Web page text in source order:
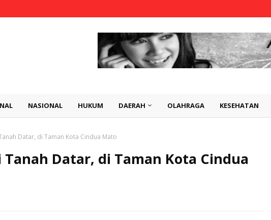
NASIONAL HUKUM DAERAH OLAHRAGA KESEHATAN
Datar, di Taman Kota Cindua Mato
Datar, di Taman Kota Cindua